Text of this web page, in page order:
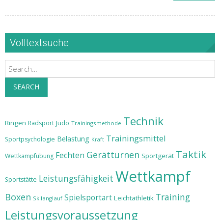
Volltextsuche
Search
SEARCH
Ringen Radsport Judo Trainingsmethode Technik
Sportpsychologie Belastung Kraft Trainingsmittel
Wettkampfübung Fechten Gerätturnen Sportgerät Taktik
Sportstätte Leistungsfähigkeit Wettkampf
Boxen Skilanglauf Spielsportart Leichtathletik Training
Leistungsvoraussetzung